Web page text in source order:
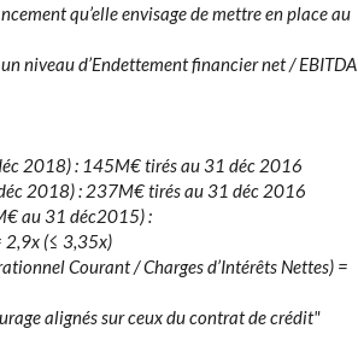
qu’elle envisage de mettre en place au
niveau d’Endettement financier net / EBITDA
2018) : 145M€ tirés au 31 déc 2016
2018) : 237M€ tirés au 31 déc 2016
au 31 déc2015) :
2,9x (≤ 3,35x)
Courant / Charges d’Intérêts Nettes) =
alignés sur ceux du contrat de crédit"